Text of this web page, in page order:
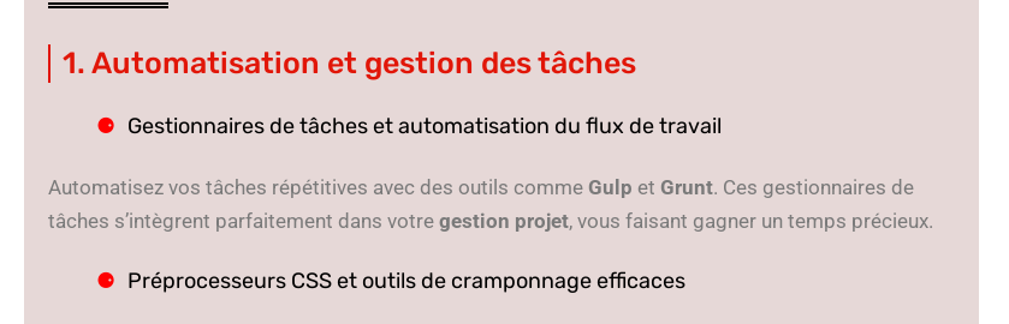
1. Automatisation et gestion des tâches
Gestionnaires de tâches et automatisation du flux de travail
Automatisez vos tâches répétitives avec des outils comme Gulp et Grunt. Ces gestionnaires de
tâches s’intègrent parfaitement dans votre gestion projet, vous faisant gagner un temps précieux.
Préprocesseurs CSS et outils de cramponnage efficaces